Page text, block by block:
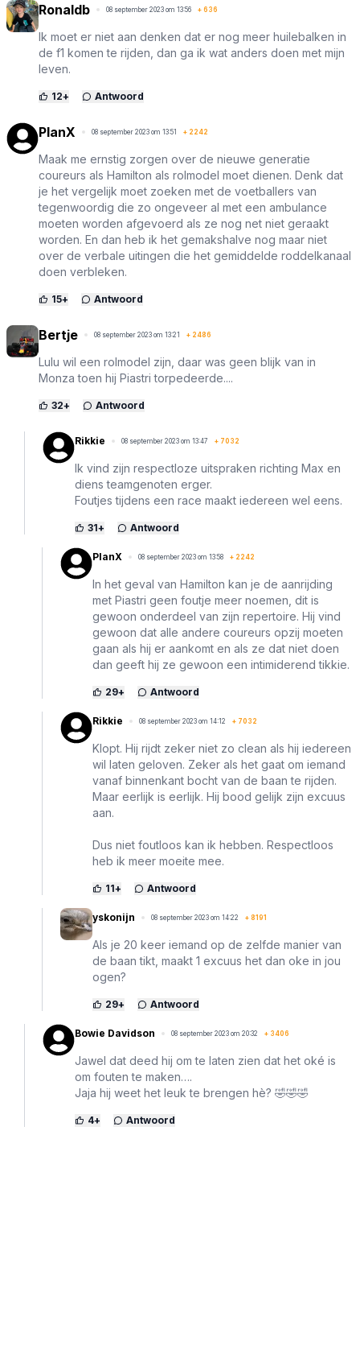
Ronaldb 08 september 2023 om 13:56 + 636
Ik moet er niet aan denken dat er nog meer huilebalken in
de f1 komen te rijden, dan ga ik wat anders doen met mijn
leven.
12+ Antwoord
PlanX 08 september 2023 om 13:51 + 2242
Maak me ernstig zorgen over de nieuwe generatie
coureurs als Hamilton als rolmodel moet dienen. Denk dat
je het vergelijk moet zoeken met de voetballers van
tegenwoordig die zo ongeveer al met een ambulance
moeten worden afgevoerd als ze nog net niet geraakt
worden. En dan heb ik het gemakshalve nog maar niet
over de verbale uitingen die het gemiddelde roddelkanaal
doen verbleken.
15+ Antwoord
Bertje 08 september 2023 om 13:21 + 2486
Lulu wil een rolmodel zijn, daar was geen blijk van in
Monza toen hij Piastri torpedeerde....
32+ Antwoord
Rikkie 08 september 2023 om 13:47 + 7032
Ik vind zijn respectloze uitspraken richting Max en
diens teamgenoten erger.
Foutjes tijdens een race maakt iedereen wel eens.
31+ Antwoord
PlanX 08 september 2023 om 13:58 + 2242
In het geval van Hamilton kan je de aanrijding
met Piastri geen foutje meer noemen, dit is
gewoon onderdeel van zijn repertoire. Hij vind
gewoon dat alle andere coureurs opzij moeten
gaan als hij er aankomt en als ze dat niet doen
dan geeft hij ze gewoon een intimiderend tikkie.
29+ Antwoord
Rikkie 08 september 2023 om 14:12 + 7032
Klopt. Hij rijdt zeker niet zo clean als hij iedereen
wil laten geloven. Zeker als het gaat om iemand
vanaf binnenkant bocht van de baan te rijden.
Maar eerlijk is eerlijk. Hij bood gelijk zijn excuus
aan.
Dus niet foutloos kan ik hebben. Respectloos
heb ik meer moeite mee.
11+ Antwoord
yskonijn 08 september 2023 om 14:22 + 8191
Als je 20 keer iemand op de zelfde manier van
de baan tikt, maakt 1 excuus het dan oke in jou
ogen?
29+ Antwoord
Bowie Davidson 08 september 2023 om 20:32 + 3406
Jawel dat deed hij om te laten zien dat het oké is
om fouten te maken….
Jaja hij weet het leuk te brengen hè? 🤣🤣🤣
4+ Antwoord